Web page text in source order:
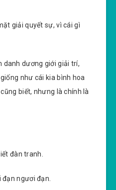
giải quyết sự, vì cái gì
danh dương giới giải trí,
như cái kia bình hoa
biết, nhưng là chính là
đàn tranh.
ngươi đạn.